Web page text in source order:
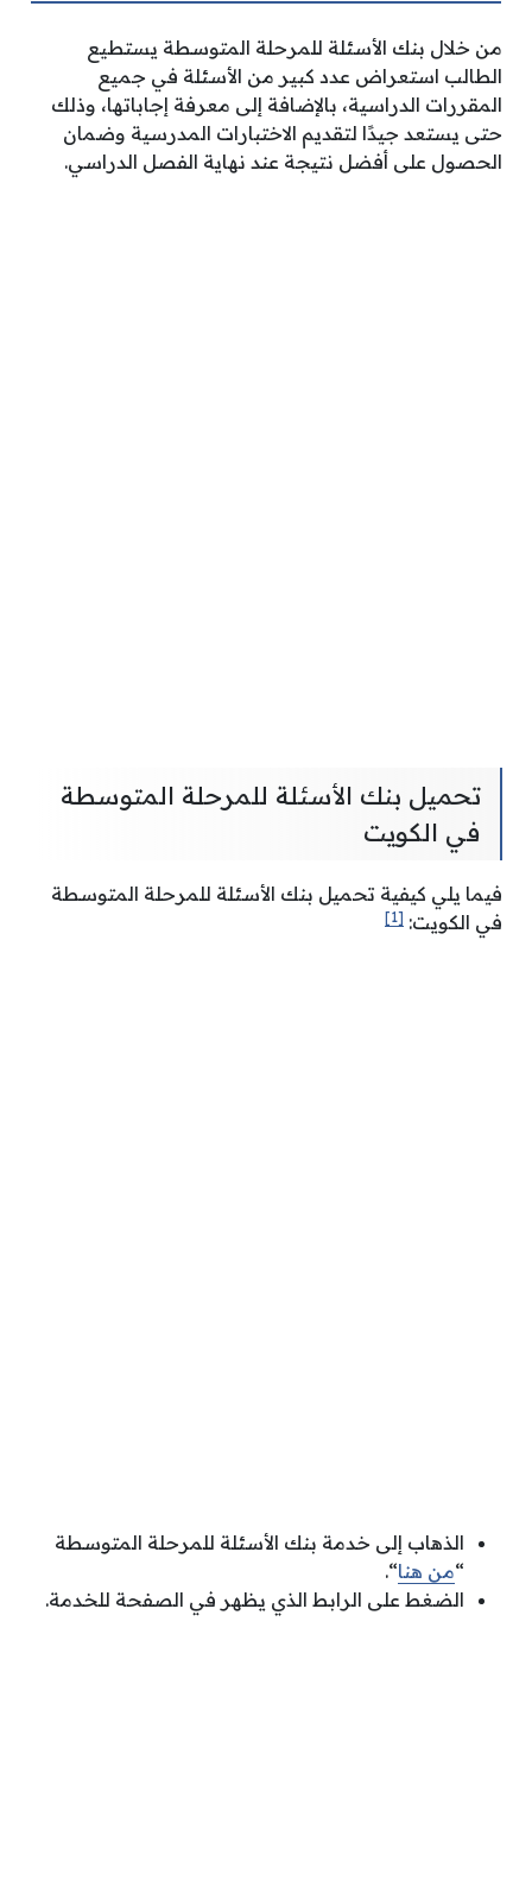
من خلال بنك الأسئلة للمرحلة المتوسطة يستطيع
الطالب استعراض عدد كبير من الأسئلة في جميع
المقررات الدراسية، بالإضافة إلى معرفة إجاباتها، وذلك
حتى يستعد جيدًا لتقديم الاختبارات المدرسية وضمان
الحصول على أفضل نتيجة عند نهاية الفصل الدراسي.
تحميل بنك الأسئلة للمرحلة المتوسطة
في الكويت
فيما يلي كيفية تحميل بنك الأسئلة للمرحلة المتوسطة
في الكويت: [1]
الذهاب إلى خدمة بنك الأسئلة للمرحلة المتوسطة
“من هنا“.
الضغط على الرابط الذي يظهر في الصفحة للخدمة.